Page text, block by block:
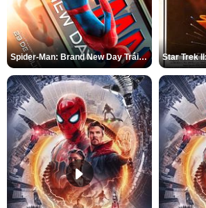
Spider-Man: Brand New Day Tráiler (3)